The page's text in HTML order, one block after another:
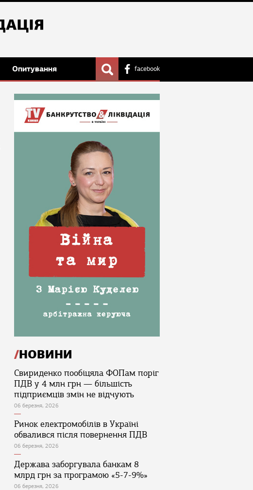
Опитування facebook
НОВИНИ
Свириденко пообіцяла ФОПам поріг
ПДВ у 4 млн грн — більшість
підприємців змін не відчують
06 березня, 2026
Ринок електромобілів в Україні
обвалився після повернення ПДВ
06 березня, 2026
Держава заборгувала банкам 8
млрд грн за програмою «5-7-9%»
06 березня, 2026